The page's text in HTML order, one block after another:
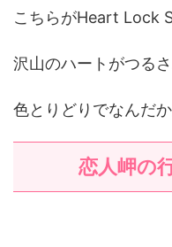
こちらがHeart Lock
沢山のハートがつる
色とりどりでなんだ
恋人岬の